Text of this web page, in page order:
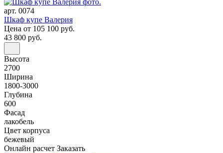
арт. 0074
Шкаф купе Валерия
Цена от 105 100 руб.
43 800 руб.
Высота
2700
Ширина
1800-3000
Глубина
600
Фасад
лакобель
Цвет корпуса
бежевый
Онлайн расчет Заказать